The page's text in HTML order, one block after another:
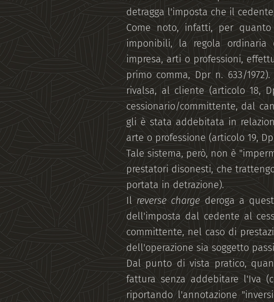
detragga l'imposta che il
Come noto, infatti, per
imponibili, la regola ordinaria
impresa, arti o professioni,
primo comma, Dpr n. 633/
rivalsa, al cliente (articolo 18,
cessionario/committente, dal
gli è stata addebitata in
arte o professione (articolo 19,
Tale sistema, però, non è
prestatori disonesti, che
portata in detrazione).
Ilreverse charge deroga a
dell'imposta dal cedente al
committente, nel caso di
dell'operazione sia soggetto
Dal punto di vista pratico,
fattura senza addebitare l'Iva
riportando l'annotazione